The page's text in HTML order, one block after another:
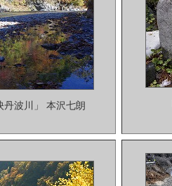
丹波川」 本沢七朗